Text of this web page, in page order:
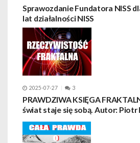
Sprawozdanie Fundatora NISS
lat działalności NISS
2025-07-27 3
PRAWDZIWA KSIĘGA
świat staje się sobą. Autor: